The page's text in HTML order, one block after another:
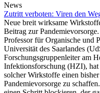
News
Zutritt verboten: Viren den
Neue breit wirksame
Beitrag zur
Professor für Organische und
Universität des Saarlandes
Forschungsgruppenleiter am
Infektionsforschung (HZI),
solcher Wirkstoffe einen
Pandemievorsorge zu